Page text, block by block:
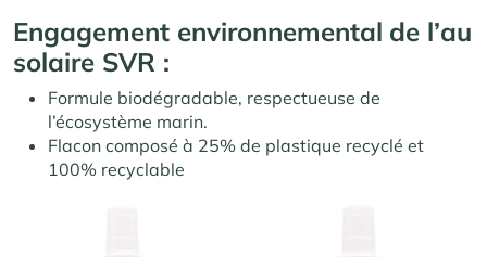
Engagement environnemental de l’au
solaire SVR :
Formule biodégradable, respectueuse de
l’écosystème marin.
Flacon composé à 25% de plastique recyclé et
100% recyclable